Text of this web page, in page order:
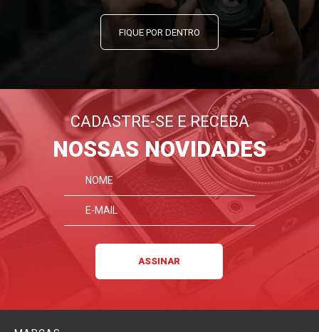
FIQUE POR DENTRO
CADASTRE-SE E RECEBA
NOSSAS NOVIDADES